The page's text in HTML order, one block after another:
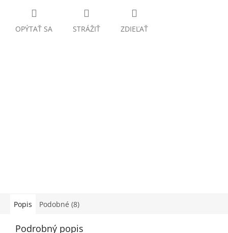
OPÝTAŤ SA STRÁŽIŤ ZDIEĽAŤ
Popis Podobné (8)
Podrobný popis